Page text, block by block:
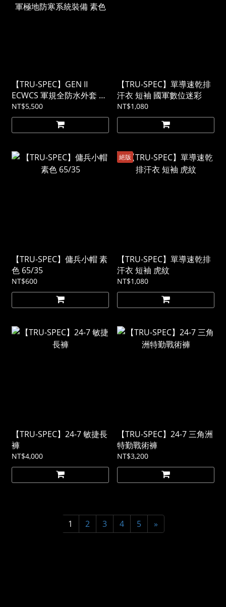
【TRU-SPEC】GEN II
ECWCS 軍規全防水外套 美
軍極地防寒系統裝備 素色
NT$5,500
【TRU-SPEC】單導速乾排
汗衣 短袖 國軍數位迷彩
NT$1,080
【TRU-SPEC】傭兵小帽 素
色 65/35
NT$600
絕版
【TRU-SPEC】單導速乾排
汗衣 短袖 虎紋
NT$1,080
【TRU-SPEC】24-7 敏捷長
褲
NT$4,000
【TRU-SPEC】24-7 三角洲
特勤戰術褲
NT$3,200
1 2 3 4 5 »